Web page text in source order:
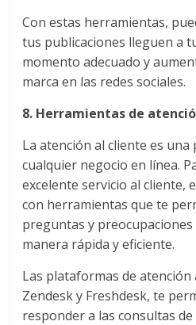
ATL,
BTL,
Periódicos
Producción
Gráfica
en
Colombia.
Con estas herramientas,
tus publicaciones lleguen a
momento adecuado y
marca en las redes sociales.
8. Herramientas de
La atención al cliente es una
cualquier negocio en línea.
excelente servicio al cliente,
con herramientas que te
preguntas y preocupaciones
manera rápida y eficiente.
Las plataformas de atención
Zendesk y Freshdesk, te
responder a las consultas